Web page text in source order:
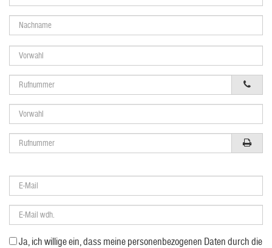
Ja, ich willige ein, dass meine personenbezogenen Daten durch die